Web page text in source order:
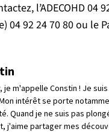
l’ADECOHD 04
04 92 24 70 80 ou le
je m'appelle Constin ! Je
intérêt se porte
Quand je ne suis pas
j'aime partager mes